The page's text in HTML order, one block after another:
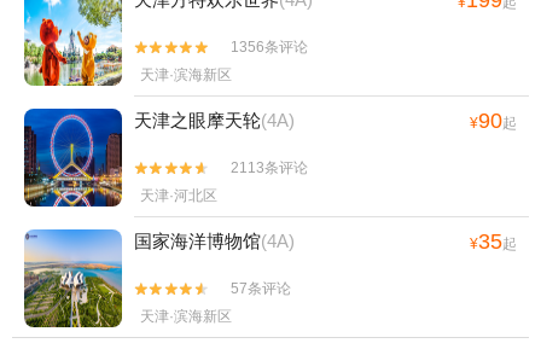


1356条评论
天津·滨海新区
天津之眼摩天轮(4A) ¥90起


2113条评论
天津·河北区
国家海洋博物馆(4A) ¥35起


57条评论
天津·滨海新区